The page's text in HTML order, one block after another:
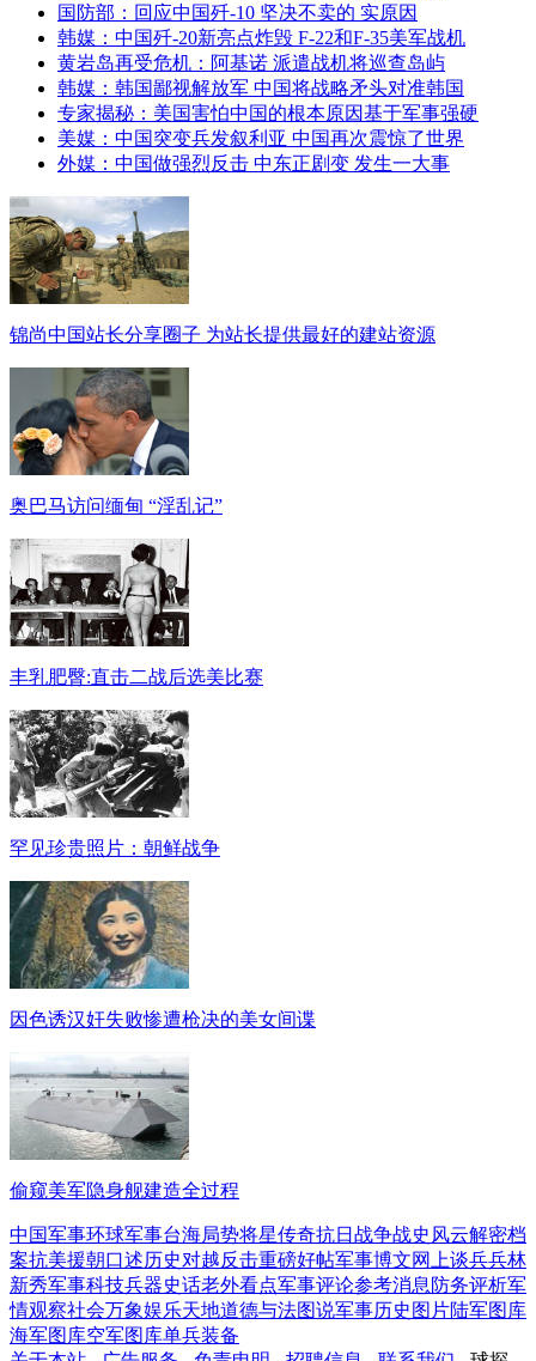
国防部：回应中国歼-10 坚决不卖的 实原因
韩媒：中国歼-20新亮点炸毁 F-22和F-35美军战机
黄岩岛再受危机：阿基诺 派遣战机将巡查岛屿
韩媒：韩国鄙视解放军 中国将战略矛头对准韩国
专家揭秘：美国害怕中国的根本原因基于军事强硬
美媒：中国突变兵发叙利亚 中国再次震惊了世界
外媒：中国做强烈反击 中东正剧变 发生一大事
锦尚中国站长分享圈子 为站长提供最好的建站资源
奥巴马访问缅甸 “淫乱记”
丰乳肥臀:直击二战后选美比赛
罕见珍贵照片：朝鲜战争
因色诱汉奸失败惨遭枪决的美女间谍
偷窥美军隐身舰建造全过程
中国军事环球军事台海局势将星传奇抗日战争战史风云解密档
案抗美援朝口述历史对越反击重磅好帖军事博文网上谈兵兵林
新秀军事科技兵器史话老外看点军事评论参考消息 防务评析军
情观察社会万象娱乐天地道德与法图说军事历史图片陆军图库
海军图库空军图库单兵装备